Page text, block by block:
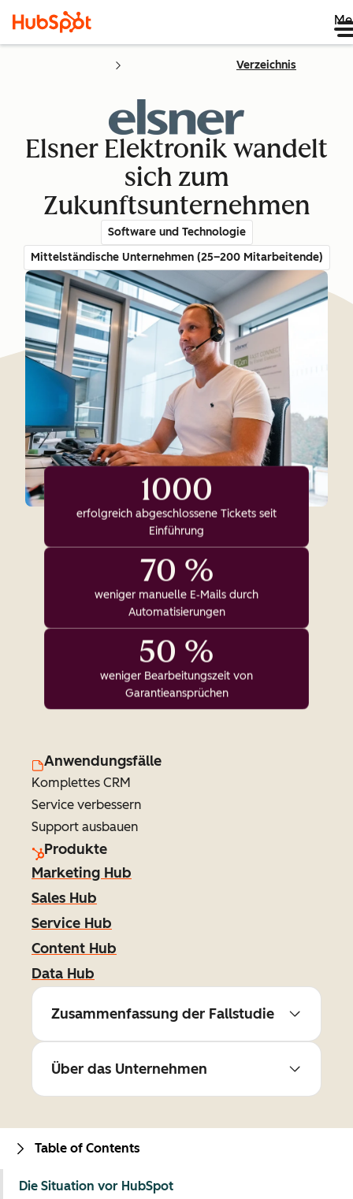
Verzeichnis
Elsner Elektronik wandelt
sich zum
Zukunftsunternehmen
Software und Technologie
Mittelständische Unternehmen (25–200 Mitarbeitende)
1000
erfolgreich abgeschlossene Tickets seit
Einführung
70 %
weniger manuelle E‑Mails durch
Automatisierungen
50 %
weniger Bearbeitungszeit von
Garantieansprüchen
Anwendungsfälle
Komplettes CRM
Service verbessern
Support ausbauen
Produkte
Marketing Hub
Sales Hub
Service Hub
Content Hub
Data Hub
Zusammenfassung der Fallstudie
Über das Unternehmen
Table of Contents
Die Situation vor HubSpot